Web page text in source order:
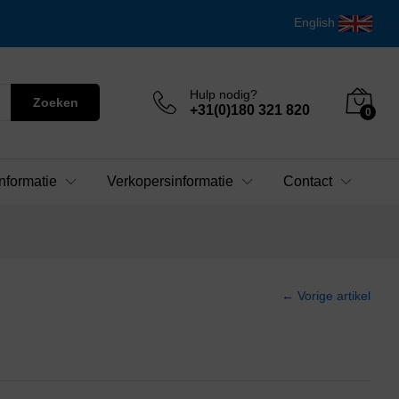
English
Zoeken
Hulp nodig?
+31(0)180 321 820 0
Verkopersinformatie Contact
← Vorige artikel